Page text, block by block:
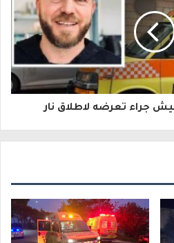
جراء تعرضه لاطلاق نار